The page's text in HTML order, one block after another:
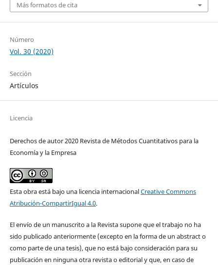
Más formatos de cita
Número
Vol. 30 (2020)
Sección
Artículos
Licencia
Derechos de autor 2020 Revista de Métodos Cuantitativos para la
Economía y la Empresa
Esta obra está bajo una licencia internacionalCreative Commons
Atribución-CompartirIgual 4.0.
El envío de un manuscrito a la Revista supone que el trabajo no ha
sido publicado anteriormente (excepto en la forma de un abstract o
como parte de una tesis), que no está bajo consideración para su
publicación en ninguna otra revista o editorial y que, en caso de